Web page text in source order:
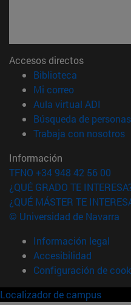
Accesos directos
Biblioteca
Mi correo(abre en
Aula virtual ADI
Búsqueda de personas
Trabaja con nosotros
Información
TFNO +34 948 42 56 00
¿QUÉ GRADO TE
¿QUÉ MÁSTER TE
© Universidad de Navarra
Información legal
Accesibilidad
Configuración de
Localizador de campus